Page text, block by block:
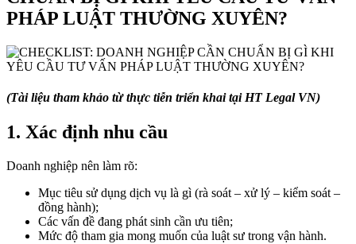
PHÁP LUẬT THƯỜNG XUYÊN?
(Tài liệu tham khảo từ thực tiễn triển khai tại HT Legal VN)
1. Xác định nhu cầu
Doanh nghiệp nên làm rõ:
Mục tiêu sử dụng dịch vụ là gì (rà soát – xử lý – kiểm soát –
đồng hành);
Các vấn đề đang phát sinh cần ưu tiên;
Mức độ tham gia mong muốn của luật sư trong vận hành.